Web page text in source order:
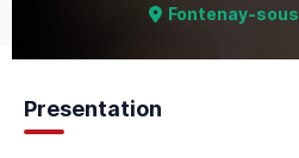
Fontenay-
Presentation